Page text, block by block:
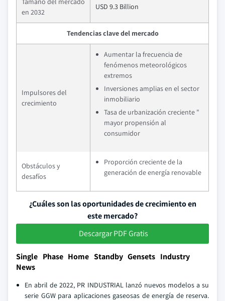
en 2032
USD 9.3 Billion
Tendencias clave del mercado
Impulsores del
crecimiento
Aumentar la frecuencia de
fenómenos meteorológicos
extremos
Inversiones amplias en el sector
inmobiliario
Tasa de urbanización creciente "
mayor propensión al
consumidor
Obstáculos y
desafíos
Proporción creciente de la
generación de energía renovable
¿Cuáles son las oportunidades de crecimiento en
este mercado?
Descargar PDF Gratis
Single Phase Home Standby Gensets Industry
News
En abril de 2022, PR INDUSTRIAL lanzó nuevos modelos a su
serie GGW para aplicaciones gaseosas de energía de reserva.